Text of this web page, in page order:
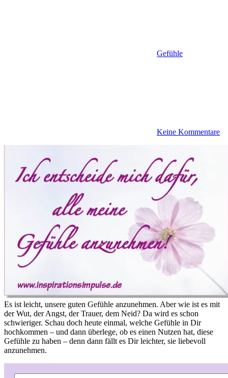
Gefühle
Keine Kommentare
Es ist leicht, unsere guten Gefühle anzunehmen. Aber wie ist es mit
der Wut, der Angst, der Trauer, dem Neid? Da wird es schon
schwieriger. Schau doch heute einmal, welche Gefühle in Dir
hochkommen – und dann überlege, ob es einen Nutzen hat, diese
Gefühle zu haben – denn dann fällt es Dir leichter, sie liebevoll
anzunehmen.